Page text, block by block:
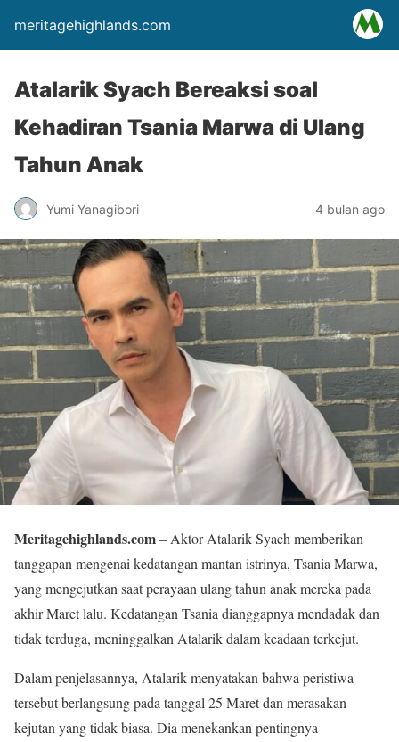
meritagehighlands.com
Atalarik Syach Bereaksi soal
Kehadiran Tsania Marwa di Ulang
Tahun Anak
Yumi Yanagibori 4 bulan ago
Meritagehighlands.com– Aktor Atalarik Syach memberikan
tanggapan mengenai kedatangan mantan istrinya, Tsania Marwa,
yang mengejutkan saat perayaan ulang tahun anak mereka pada
akhir Maret lalu. Kedatangan Tsania dianggapnya mendadak dan
tidak terduga, meninggalkan Atalarik dalam keadaan terkejut.
Dalam penjelasannya, Atalarik menyatakan bahwa peristiwa
tersebut berlangsung pada tanggal 25 Maret dan merasakan
kejutan yang tidak biasa. Dia menekankan pentingnya